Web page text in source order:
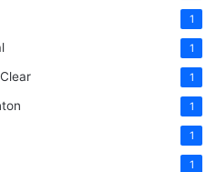
1
1
1
1
1
1